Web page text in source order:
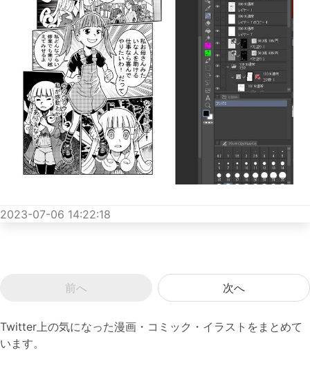
2023-07-06 14:22:18
前へ 次へ
Twitter上の気になった漫画・コミック・イラストをまとめて
います。